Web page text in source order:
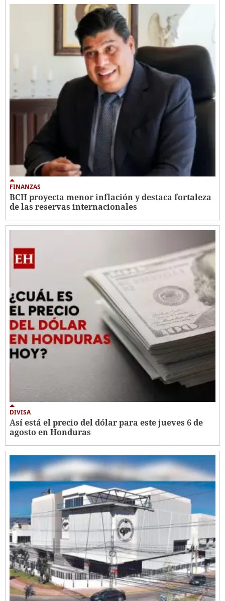
FINANZAS
BCH proyecta menor inflación y destaca fortaleza
de las reservas internacionales
DIVISA
Así está el precio del dólar para este jueves 6 de
agosto en Honduras